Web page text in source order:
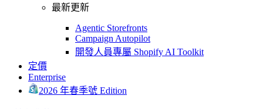
最新更新
Agentic Storefronts
Campaign Autopilot
開發人員專屬 Shopify AI Toolkit
定價
Enterprise
2026 年春季號 Edition